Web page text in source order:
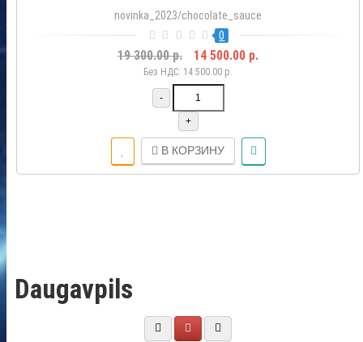
novinka_2023/chocolate_sauce
0
19 300.00 р. 14 500.00 р.
Без НДС: 14 500.00 р.
-
+
В КОРЗИНУ
Daugavpils